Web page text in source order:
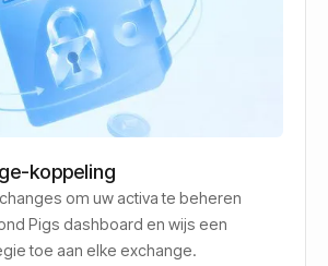
koppeling
om uw activa te beheren
Pigs dashboard en wijs een
toe aan elke exchange.